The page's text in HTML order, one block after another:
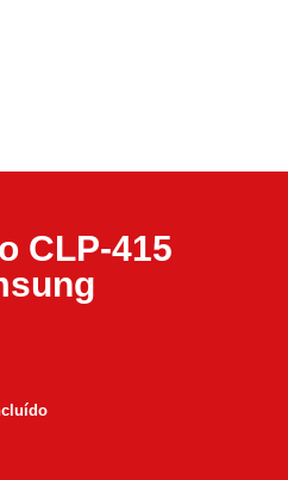
CLP-415